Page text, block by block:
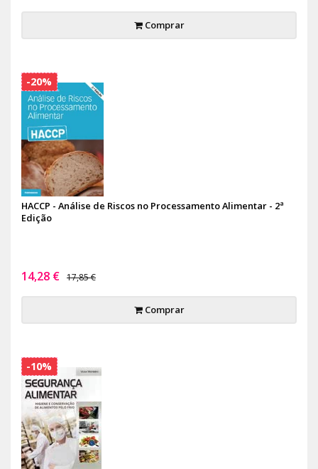
Comprar
HACCP - Análise de Riscos no Processamento Alimentar - 2ª
Edição
14,28 € 17,85 €
Comprar
-20%
-10%